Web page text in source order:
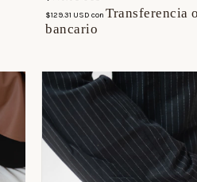
$129.31 USD con Transferencia
bancario